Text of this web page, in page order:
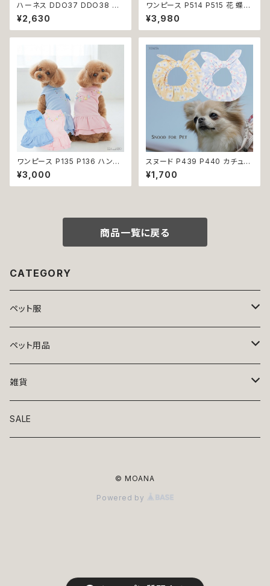
ハーネス DDO37 DDO38 洋
服のようなハーネス 胴輪 チェッ
ク 散歩 お出掛け 引っ張り防止
小型犬 犬 猫 ペット 服 犬服 返
¥2,630
ワンピース P514 P515 花 蝶
ハンドメイド ピンク イエローグ
リーン レース ドッグウェア 春夏
ドッグウエア ドッグ ウェア 犬 猫
の洋服 猫の洋服 春 夏 洋服 女
の子 小型 おしゃれ かわいい 送
料無料 返品交換不可
¥3,980
ワンピース P135 P136 ハンド
メイド ピンク ブルー ナチュラル
カラー パステルカラー ふんわり
カラー キラキラ ドッグウェア do
ジ リボン ビーズ フリル ティア
¥3,000
スヌード P439 P440 カチュー
シャ ブルー イエロー 花 フラワ
ー ドッグウェア うさ耳 たれ耳
うさみみ ドッグ ウェア ドッグウ
汚れ防止 返品交換不可
¥1,700
商品一覧に戻る
CATEGORY
ペット服
トップス
ニット
アロハ
ボトムス
ワンピース
ペット用品
ベッド
リード・首輪
雑貨
アート
SALE
© MOANA
Powered by